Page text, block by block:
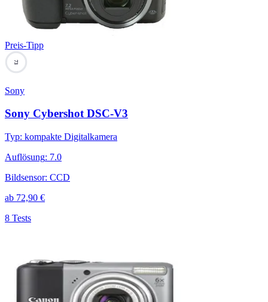
Preis-Tipp
73
Sony
Sony Cybershot DSC-V3
Typ: kompakte Digitalkamera
Auflösung: 7.0
Bildsensor: CCD
ab 72,90 €
8 Tests